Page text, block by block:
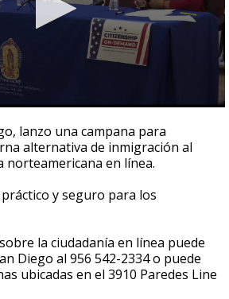
lanzo una campana para
alternativa de inmigración al
norteamericana en línea.
y seguro para los
la ciudadanía en línea puede
Diego al 956 542-2334 o puede
ubicadas en el 3910 Paredes Line